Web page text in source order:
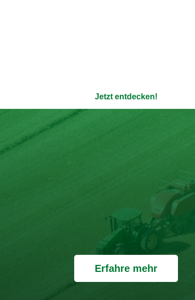
transparent wie die Verpackung - ohne
Jetzt entdecken!
Erfahre mehr